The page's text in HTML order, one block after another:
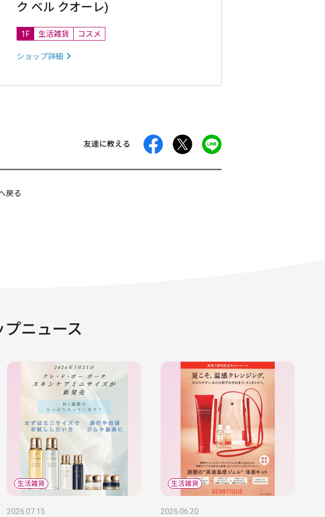
ク ベル クオーレ)
1F 生活雑貨 コスメ
ショップ詳細
友達に教える facebook
戻る
プニュース
2026.07.15
2026.06.20